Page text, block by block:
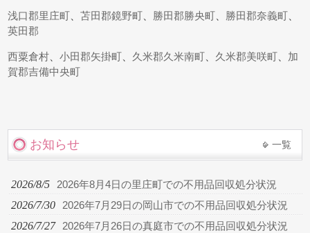
浅口郡里庄町 、苫田郡鏡野町 勝田郡勝央町 勝田郡奈義町
英田郡
西粟倉村 、小田郡矢掛町 久米郡久米南町 久米郡美咲町
加
賀郡吉備中央町
お知らせ 一覧
2026/8/5 2026年8月4日の里庄町での不用品回収処分状況
2026/7/30 2026年7月29日の岡山市での不用品回収処分状況
2026/7/27 2026年7月26日の真庭市での不用品回収処分状況